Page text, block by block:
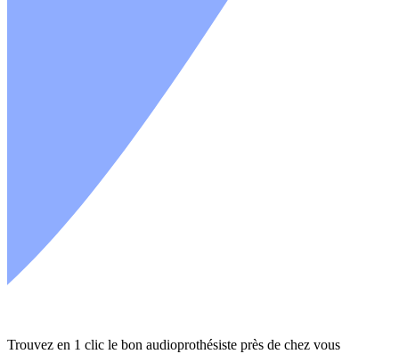
Trouvez en 1 clic le bon audioprothésiste près de chez vous